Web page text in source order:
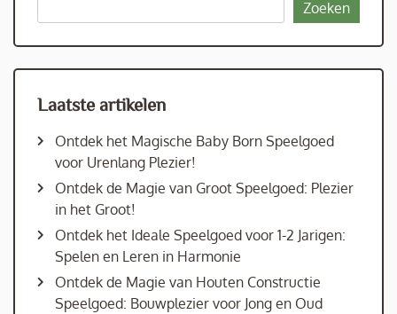
Zoeken
Laatste artikelen
Ontdek het Magische Baby Born Speelgoed
voor Urenlang Plezier!
Ontdek de Magie van Groot Speelgoed: Plezier
in het Groot!
Ontdek het Ideale Speelgoed voor 1-2 Jarigen:
Spelen en Leren in Harmonie
Ontdek de Magie van Houten Constructie
Speelgoed: Bouwplezier voor Jong en Oud